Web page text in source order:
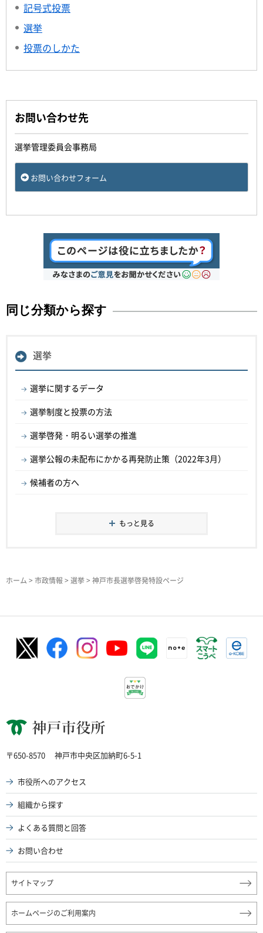
記号式投票
選挙
投票のしかた
お問い合わせ先
選挙管理委員会事務局
お問い合わせフォーム
同じ分類から探す
選挙
選挙に関するデータ
選挙制度と投票の方法
選挙啓発・明るい選挙の推進
選挙公報の未配布にかかる再発防止策（2022年3月）
候補者の方へ
もっと見る
ホーム > 市政情報 > 選挙> 神戸市長選挙啓発特設ページ
神戸市役所
〒650-8570 神戸市中央区加納町6-5-1
市役所へのアクセス
組織から探す
よくある質問と回答
お問い合わせ
サイトマップ
ホームページのご利用案内